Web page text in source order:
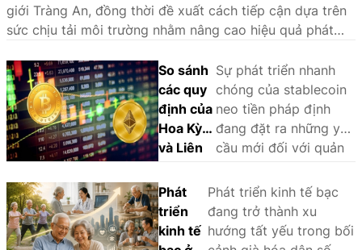
giới Tràng An, đồng thời đề xuất cách tiếp cận dựa trên
sức chịu tải môi trường nhằm nâng cao hiệu quả phát
So sánh
các quy
định của
Hoa Kỳ
và Liên
châu Âu
đối với
stablecoin
neo tiền
Sự phát triển nhanh
chóng của stablecoin
neo tiền pháp định
đang đặt ra những yêu
cầu mới đối với quản
khổ pháp lý. Thông
qua phân tích và so
sánh kinh nghiệm
quốc tế, bài viết làm
Phát
triển
kinh tế
Phát triển kinh tế bạc
đang trở thành xu
hướng tất yếu trong bối